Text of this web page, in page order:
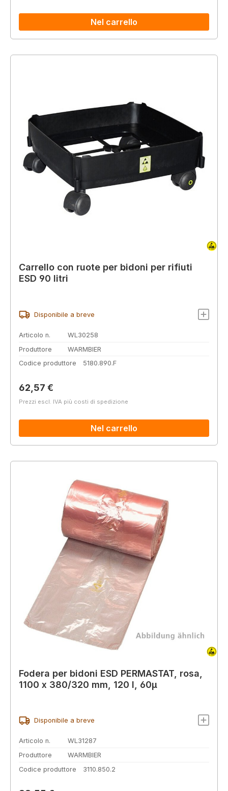
Nel carrello
Carrello con ruote per bidoni per rifiuti
ESD 90 litri
Disponibile a breve
Articolo n.
WL30258
Produttore
WARMBIER
Codice produttore
5180.890.F
Prezzo normale:
62,57 €
Prezzi escl. IVA più costi di spedizione
Nel carrello
Fodera per bidoni ESD PERMASTAT, rosa,
1100 x 380/320 mm, 120 l, 60µ
Disponibile a breve
Articolo n.
WL31287
Produttore
WARMBIER
Codice produttore
3110.850.2